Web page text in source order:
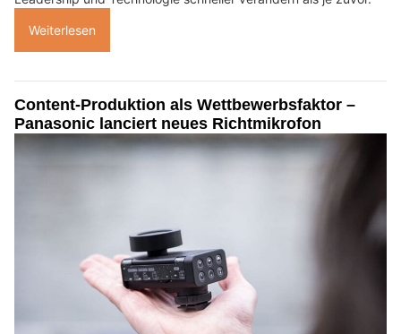
Weiterlesen
Content-Produktion als Wettbewerbsfaktor –
Panasonic lanciert neues Richtmikrofon